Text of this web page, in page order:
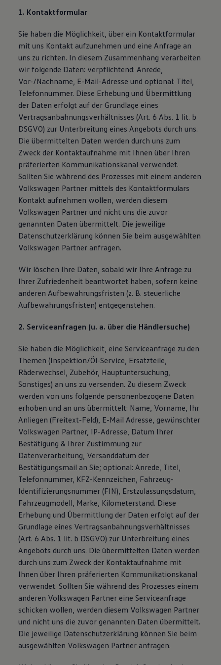
Magazin
Lifestyle
Familie
Elektromobilität
Volkswagen R
Pannen- und Unfallhilfe
Volkswagen Kundenbetreuung
1. Kontaktformular
Sie haben die Möglichkeit, über ein Kontaktformular
mit uns Kontakt aufzunehmen und eine Anfrage an
uns zu richten. In diesem Zusammenhang verarbeiten
wir folgende Daten: verpflichtend: Anrede,
Vor-/Nachname, E-Mail-Adresse und optional: Titel,
Telefonnummer. Diese Erhebung und Übermittlung
der Daten erfolgt auf der Grundlage eines
Vertragsanbahnungsverhältnisses (Art. 6 Abs. 1 lit. b
DSGVO) zur Unterbreitung eines Angebots durch uns.
Die übermittelten Daten werden durch uns zum
Zweck der Kontaktaufnahme mit Ihnen über Ihren
präferierten Kommunikationskanal verwendet.
Sollten Sie während des Prozesses mit einem anderen
Volkswagen Partner mittels des Kontaktformulars
Kontakt aufnehmen wollen, werden diesem
Volkswagen Partner und nicht uns die zuvor
genannten Daten übermittelt. Die jeweilige
Datenschutzerklärung können Sie beim ausgewählten
Volkswagen Partner anfragen.
Wir löschen Ihre Daten, sobald wir Ihre Anfrage zu
Ihrer Zufriedenheit beantwortet haben, sofern keine
anderen Aufbewahrungsfristen (z. B. steuerliche
Aufbewahrungsfristen) entgegenstehen.
2. Serviceanfragen (u. a. über die Händlersuche)
Sie haben die Möglichkeit, eine Serviceanfrage zu den
Themen (Inspektion/Öl-Service, Ersatzteile,
Räderwechsel, Zubehör, Hauptuntersuchung,
Sonstiges) an uns zu versenden. Zu diesem Zweck
werden von uns folgende personenbezogene Daten
erhoben und an uns übermittelt: Name, Vorname, Ihr
Anliegen (Freitext-Feld), E-Mail Adresse, gewünschter
Volkswagen Partner, IP-Adresse, Datum Ihrer
Bestätigung & Ihrer Zustimmung zur
Datenverarbeitung, Versanddatum der
Bestätigungsmail an Sie; optional: Anrede, Titel,
Telefonnummer, KFZ-Kennzeichen, Fahrzeug-
Identifizierungsnummer (FIN), Erstzulassungsdatum,
Fahrzeugmodell, Marke, Kilometerstand. Diese
Erhebung und Übermittlung der Daten erfolgt auf der
Grundlage eines Vertragsanbahnungsverhältnisses
(Art. 6 Abs. 1 lit. b DSGVO) zur Unterbreitung eines
Angebots durch uns. Die übermittelten Daten werden
durch uns zum Zweck der Kontaktaufnahme mit
Ihnen über Ihren präferierten Kommunikationskanal
verwendet. Sollten Sie während des Prozesses einem
anderen Volkswagen Partner eine Serviceanfrage
schicken wollen, werden diesem Volkswagen Partner
und nicht uns die zuvor genannten Daten übermittelt.
Die jeweilige Datenschutzerklärung können Sie beim
ausgewählten Volkswagen Partner anfragen.